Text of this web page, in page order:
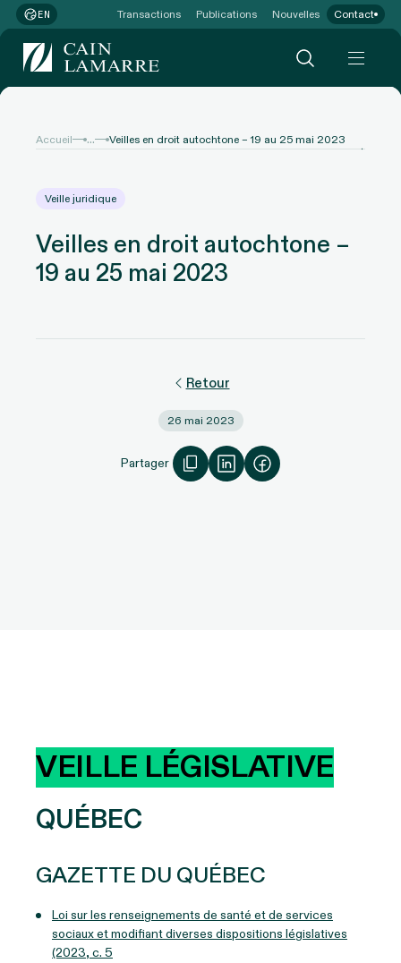
EN Transactions Publications Nouvelles Contact
Accueil ... Veilles en droit autochtone – 19 au 25 mai 2023
Veille juridique
Veilles en droit autochtone –
19 au 25 mai 2023
Retour
26 mai 2023
Partager
VEILLE LÉGISLATIVE
QUÉBEC
GAZETTE DU QUÉBEC
Loi sur les renseignements de santé et de services
sociaux et modifiant diverses dispositions législatives
(2023, c. 5